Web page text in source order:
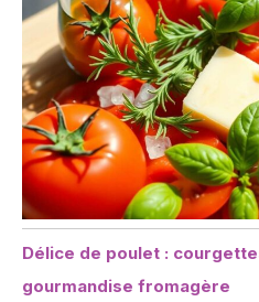
Délice de poulet :
gourmandise fromagère